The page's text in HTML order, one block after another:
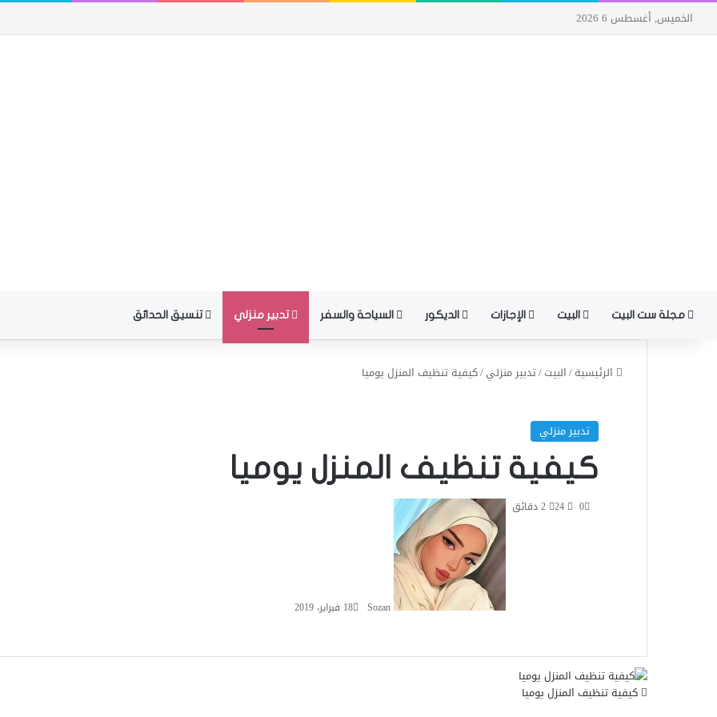
الخميس, أغسطس 6 2026
مجلة ست البيت البيت الإجازات الديكور السياحة والسفر تدبير منزلي تنسيق الحدائق
الرئيسية/البيت/تدبير منزلي/كيفية تنظيف المنزل يوميا
تدبير منزلي
كيفية تنظيف المنزل يوميا
Sozan 18 فبراير، 2019
0
كيفية تنظيف المنزل يوميا